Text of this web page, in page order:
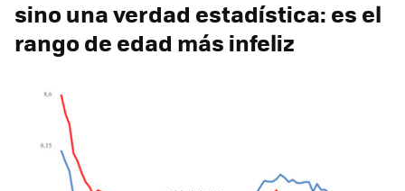
sino una verdad estadística: es el
rango de edad más infeliz